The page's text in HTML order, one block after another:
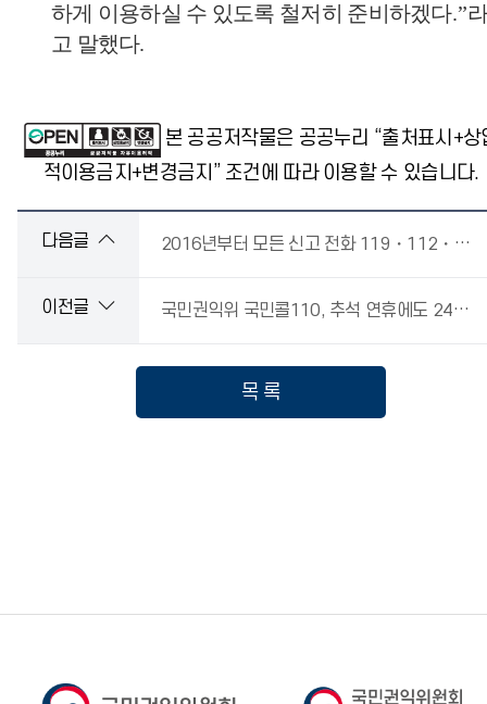
하게 이용하실 수 있도록 철저히 준비하겠다.”
고 말했다.
본 공공저작물은 공공누리 “출처표시+상
적이용금지+변경금지” 조건에 따라 이용할 수 있습니다.
다음글 2016년부터 모든 신고 전화 119・112・110으로 통합
이전글 국민권익위 국민콜110, 추석 연휴에도 24시간 정상운영
목 록